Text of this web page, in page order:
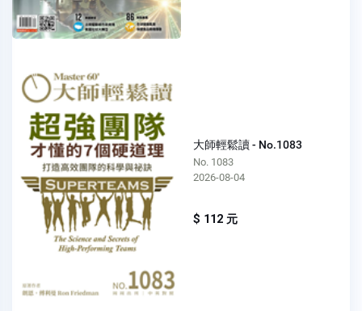
大師輕鬆讀 - No.1083
No. 1083
2026-08-04
$ 112 元